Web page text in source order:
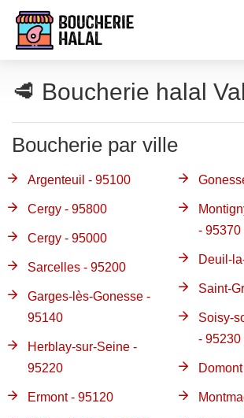
🥩 Boucherie halal
Boucherie par ville
Argenteuil - 95100
Cergy - 95800
Cergy - 95000
Sarcelles - 95200
Garges-lès-Gonesse -
95140
Herblay-sur-Seine -
95220
Ermont - 95120
- 95370
Deuil-
Saint-
Soisy-
- 95230